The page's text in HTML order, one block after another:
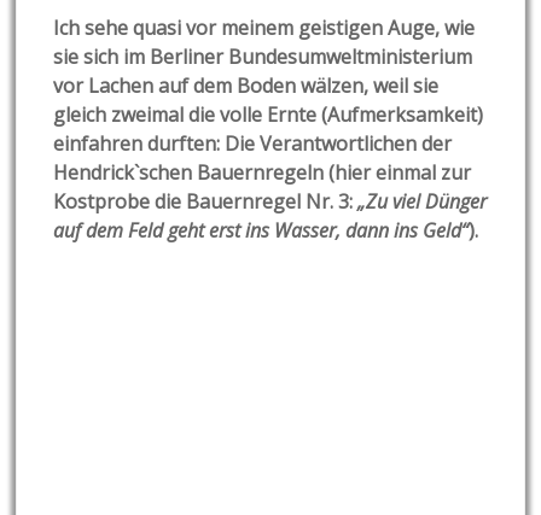
Ich sehe quasi vor meinem geistigen Auge, wie
sie sich im Berliner Bundesumweltministerium
vor Lachen auf dem Boden wälzen, weil sie
gleich zweimal die volle Ernte (Aufmerksamkeit)
einfahren durften: Die Verantwortlichen der
Hendrick`schen Bauernregeln (hier einmal zur
Kostprobe die Bauernregel Nr. 3:„Zu viel Dünger
auf dem Feld geht erst ins Wasser, dann ins Geld“).